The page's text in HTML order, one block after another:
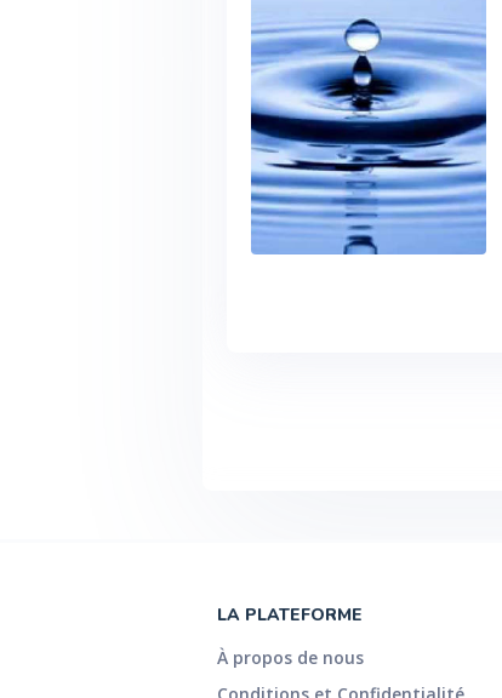
LA PLATEFORME
À propos de nous